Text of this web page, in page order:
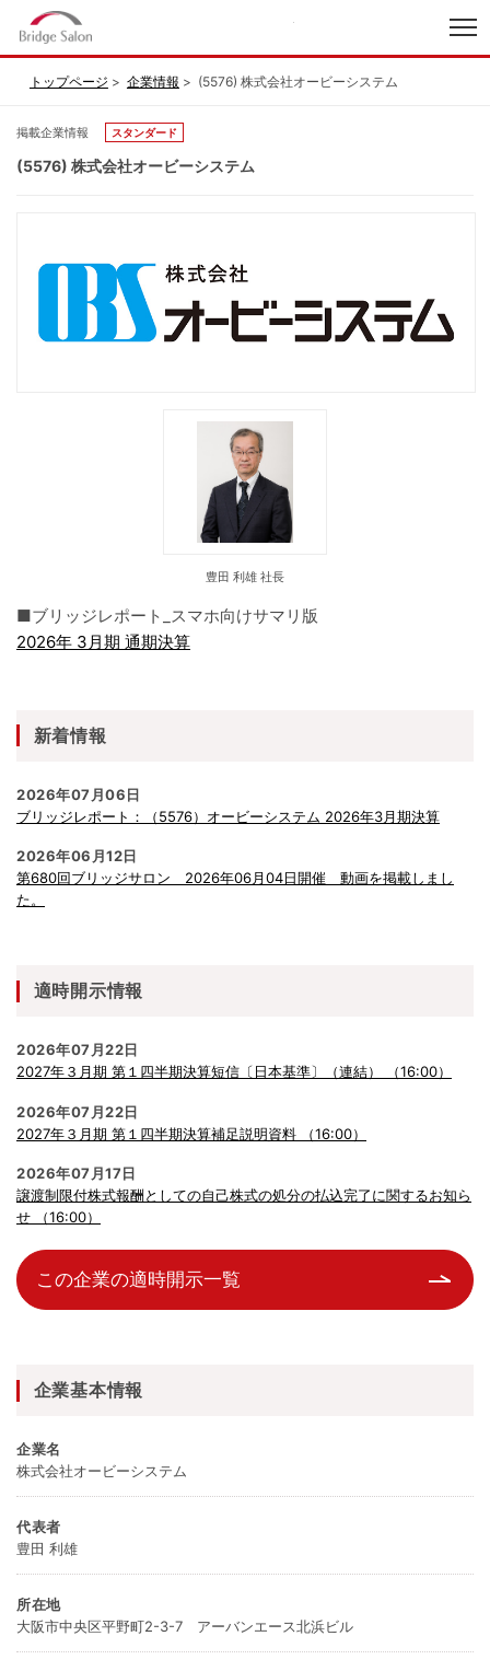
トップページ 企業情報 (5576) 株式会社オービーシステム
掲載企業情報 スタンダード
(5576) 株式会社オービーシステム
豊田 利雄 社長
■ブリッジレポート_スマホ向けサマリ版
2026年 3月期 通期決算
新着情報
2026年07月06日
ブリッジレポート：（5576）オービーシステム 2026年3月期決算
2026年06月12日
第680回ブリッジサロン 2026年06月04日開催 動画を掲載しまし
た。
適時開示情報
2026年07月22日
2027年３月期 第１四半期決算短信〔日本基準〕（連結） （16:00）
2026年07月22日
2027年３月期 第１四半期決算補足説明資料 （16:00）
2026年07月17日
譲渡制限付株式報酬としての自己株式の処分の払込完了に関するお知ら
せ （16:00）
この企業の適時開示一覧
企業基本情報
企業名
株式会社オービーシステム
代表者
豊田 利雄
所在地
大阪市中央区平野町2-3-7 アーバンエース北浜ビル